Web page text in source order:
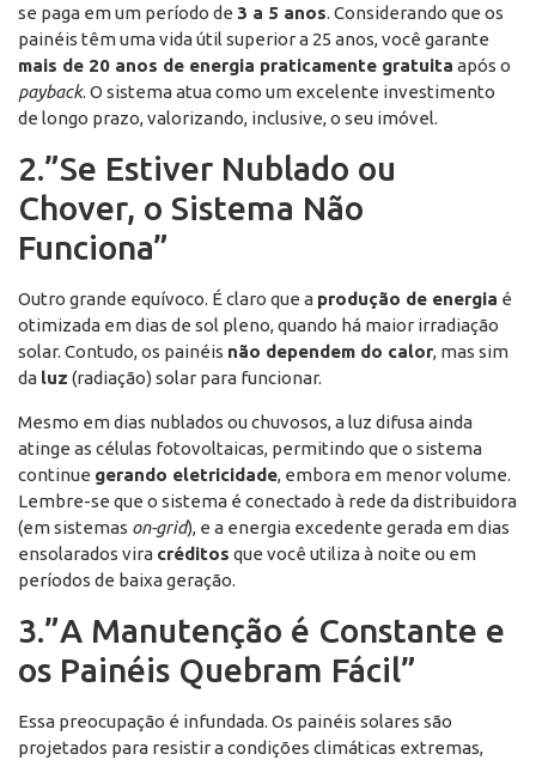
se paga em um período de 3 a 5 anos. Considerando que os
painéis têm uma vida útil superior a 25 anos, você garante
mais de 20 anos de energia praticamente gratuita após o
payback. O sistema atua como um excelente investimento
de longo prazo, valorizando, inclusive, o seu imóvel.
2.”Se Estiver Nublado ou
Chover, o Sistema Não
Funciona”
Outro grande equívoco. É claro que a produção de energia é
otimizada em dias de sol pleno, quando há maior irradiação
solar. Contudo, os painéis não dependem do calor, mas sim
da luz (radiação) solar para funcionar.
Mesmo em dias nublados ou chuvosos, a luz difusa ainda
atinge as células fotovoltaicas, permitindo que o sistema
continue gerando eletricidade, embora em menor volume.
Lembre-se que o sistema é conectado à rede da distribuidora
(em sistemas on-grid), e a energia excedente gerada em dias
ensolarados vira créditos que você utiliza à noite ou em
períodos de baixa geração.
3.”A Manutenção é Constante e
os Painéis Quebram Fácil”
Essa preocupação é infundada. Os painéis solares são
projetados para resistir a condições climáticas extremas,